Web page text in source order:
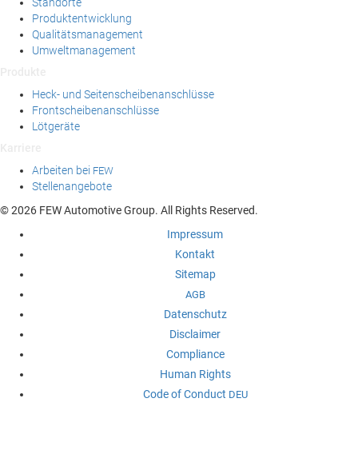
Standorte
Produktentwicklung
Qualitätsmanagement
Umweltmanagement
Heck- und Seitenscheibenanschlüsse
Frontscheibenanschlüsse
Lötgeräte
Arbeiten bei FEW
Stellenangebote
© 2026 FEW Automotive Group. All Rights Reserved.
Impressum
Kontakt
Sitemap
AGB
Datenschutz
Disclaimer
Compliance
Human Rights
Code of Conduct DEU